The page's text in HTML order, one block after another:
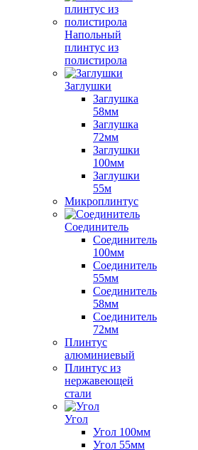
Напольный
плинтус из
полистирола
Заглушки
Заглушка
58мм
Заглушка
72мм
Заглушки
100мм
Заглушки
55м
Микроплинтус
Соединитель
Соединитель
100мм
Соединитель
55мм
Соединитель
58мм
Соединитель
72мм
Плинтус
алюминиевый
Плинтус из
нержавеющей
стали
Угол
Угол 100мм
Угол 55мм